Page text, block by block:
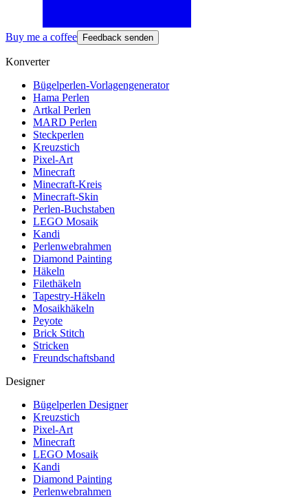
Buy me a coffee Feedback senden
Konverter
Bügelperlen-Vorlagengenerator
Hama Perlen
Artkal Perlen
MARD Perlen
Steckperlen
Kreuzstich
Pixel-Art
Minecraft
Minecraft-Kreis
Minecraft-Skin
Perlen-Buchstaben
LEGO Mosaik
Kandi
Perlenwebrahmen
Diamond Painting
Häkeln
Filethäkeln
Tapestry-Häkeln
Mosaikhäkeln
Peyote
Brick Stitch
Stricken
Freundschaftsband
Designer
Bügelperlen Designer
Kreuzstich
Pixel-Art
Minecraft
LEGO Mosaik
Kandi
Diamond Painting
Perlenwebrahmen